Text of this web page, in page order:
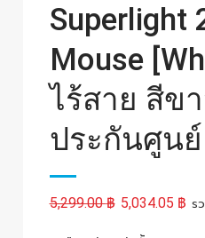
Superlight
Mouse
ไร้สาย สีข
ประกันศูน
5,299.00฿ 5,034.05 ฿ ร